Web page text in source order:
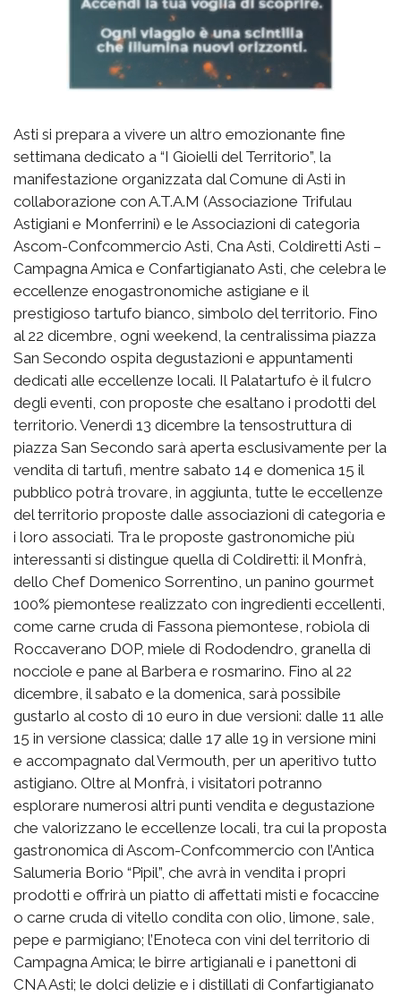
Asti si prepara a vivere un altro emozionante fine
settimana dedicato a “I Gioielli del Territorio”, la
manifestazione organizzata dal Comune di Asti in
collaborazione con A.T.A.M (Associazione Trifulau
Astigiani e Monferrini) e le Associazioni di categoria
Ascom-Confcommercio Asti, Cna Asti, Coldiretti Asti –
Campagna Amica e Confartigianato Asti, che celebra le
eccellenze enogastronomiche astigiane e il
prestigioso tartufo bianco, simbolo del territorio. Fino
al 22 dicembre, ogni weekend, la centralissima piazza
San Secondo ospita degustazioni e appuntamenti
dedicati alle eccellenze locali. Il Palatartufo è il fulcro
degli eventi, con proposte che esaltano i prodotti del
territorio. Venerdì 13 dicembre la tensostruttura di
piazza San Secondo sarà aperta esclusivamente per la
vendita di tartufi, mentre sabato 14 e domenica 15 il
pubblico potrà trovare, in aggiunta, tutte le eccellenze
del territorio proposte dalle associazioni di categoria e
i loro associati. Tra le proposte gastronomiche più
interessanti si distingue quella di Coldiretti: il Monfrà,
dello Chef Domenico Sorrentino, un panino gourmet
100% piemontese realizzato con ingredienti eccellenti,
come carne cruda di Fassona piemontese, robiola di
Roccaverano DOP, miele di Rododendro, granella di
nocciole e pane al Barbera e rosmarino. Fino al 22
dicembre, il sabato e la domenica, sarà possibile
gustarlo al costo di 10 euro in due versioni: dalle 11 alle
15 in versione classica; dalle 17 alle 19 in versione mini
e accompagnato dal Vermouth, per un aperitivo tutto
astigiano. Oltre al Monfrà, i visitatori potranno
esplorare numerosi altri punti vendita e degustazione
che valorizzano le eccellenze locali, tra cui la proposta
gastronomica di Ascom-Confcommercio con l’Antica
Salumeria Borio “Pipil”, che avrà in vendita i propri
prodotti e offrirà un piatto di affettati misti e focaccine
o carne cruda di vitello condita con olio, limone, sale,
pepe e parmigiano; l’Enoteca con vini del territorio di
Campagna Amica; le birre artigianali e i panettoni di
CNA Asti; le dolci delizie e i distillati di Confartigianato